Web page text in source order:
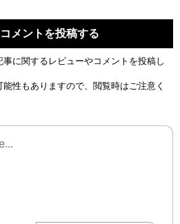
メントを投稿する
に関するレビューやコメントを投稿し
性もありますので、閲覧時はご注意く